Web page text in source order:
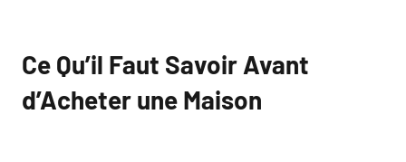
Ce Qu’il Faut Savoir Avant
d’Acheter une Maison